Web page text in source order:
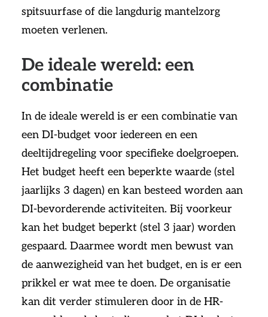
spitsuurfase of die langdurig mantelzorg
moeten verlenen.
De ideale wereld: een
combinatie
In de ideale wereld is er een combinatie van
een DI-budget voor iedereen en een
deeltijdregeling voor specifieke doelgroepen.
Het budget heeft een beperkte waarde (stel
jaarlijks 3 dagen) en kan besteed worden aan
DI-bevorderende activiteiten. Bij voorkeur
kan het budget beperkt (stel 3 jaar) worden
gespaard. Daarmee wordt men bewust van
de aanwezigheid van het budget, en is er een
prikkel er wat mee te doen. De organisatie
kan dit verder stimuleren door in de HR-